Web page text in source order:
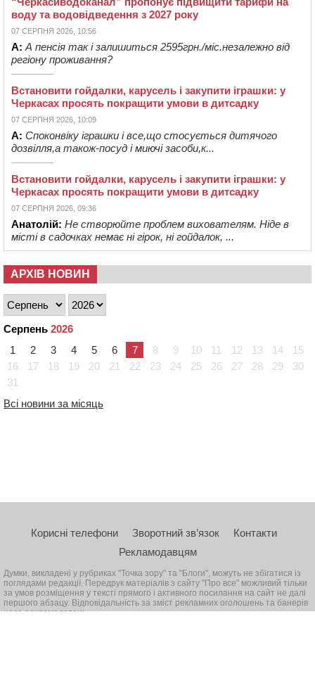
воду та водовідведення з 2027 року
07 СЕРПНЯ 2026, 10:56
А: А пенсія так і залишиться 2595грн./міс.незалежно від
регіону проживання?
Встановити гойдалки, карусель і закупити іграшки: у
Черкасах просять покращити умови в дитсадку
07 СЕРПНЯ 2026, 10:09
А: Споконвіку іграшки і все,що стосується дитячого
дозвілля,а також-посуд і миючі засоби,к...
Встановити гойдалки, карусель і закупити іграшки: у
Черкасах просять покращити умови в дитсадку
07 СЕРПНЯ 2026, 09:36
Анатолій: Не створюйте проблем вихователям. Ніде в
місті в садочках немає ні гірок, ні гойдалок, ...
АРХІВ НОВИН
Серпень 2026
1
2 3 4 5 6 7 8 9 10 11 12 13 14
15
16
17 18 19 20 21 22 23 24 25 26 27 28 29
30
31
Всі новини за місяць
Корисні телефони Зворотний зв’язок
Контакти
Рекламодавцям
Думки, викладені у рубриках "Точка зору" та "Блоги", можуть не збігатися із
поглядами редакції. Передрук матеріалів з сайту "Про все" можливий тільки
за умов розміщення у тексті прямого і активного посилання на сайт не далі
першого абзацу. Відповідальність за зміст рекламних оголошень та банерів
несе рекламодавець